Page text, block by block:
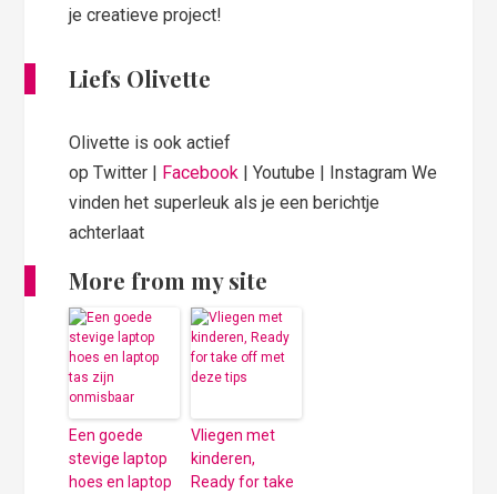
je creatieve project!
Liefs Olivette
Olivette is ook actief
op Twitter | Facebook | Youtube | Instagram We
vinden het superleuk als je een berichtje
achterlaat
More from my site
Een goede
stevige laptop
hoes en laptop
Vliegen met
kinderen,
Ready for take